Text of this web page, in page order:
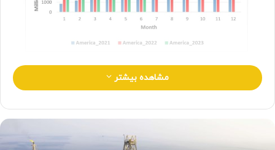
اروپا را بیش از ۱۴۰ درصد افزایش داد و به رقمی نزدیک به ۶۰
صادرات ال.ان.جی به اتحادیه اروپا، با اختلاف زیاد نسبت به
مشاهده بیشتر